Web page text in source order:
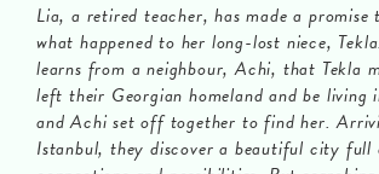
Lia, a retired teacher, has made a
what happened to her long-lost niece,
learns from a neighbour, Achi, that Tekla
left their Georgian homeland and be living
and Achi set off together to find her.
Istanbul, they discover a beautiful city full